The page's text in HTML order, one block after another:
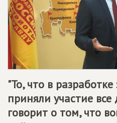
"То, что в
приняли участие
говорит о том, что